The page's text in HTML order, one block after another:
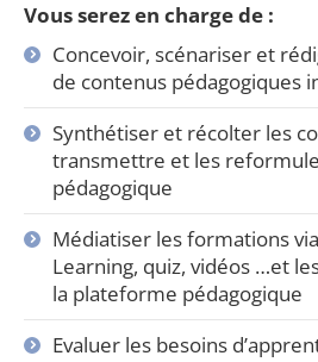
Vous serez en charge de :
Concevoir, scénariser et
de contenus pédagogiques
Synthétiser et récolter les
transmettre et les
pédagogique
Médiatiser les formations
Learning, quiz, vidéos …et
la plateforme pédagogique
Evaluer les besoins